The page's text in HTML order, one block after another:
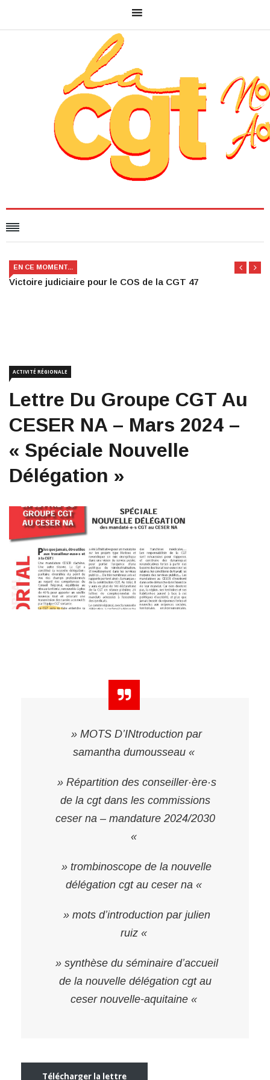
EN CE MOMENT...
Victoire judiciaire pour le COS de la CGT 47
ACTIVITÉ RÉGIONALE
Lettre Du Groupe CGT Au
CESER NA – Mars 2024 –
« Spéciale Nouvelle
Délégation »
» MOTS D’INtroduction par
samantha dumousseau «
» Répartition des conseiller·ère·s
de la cgt dans les commissions
ceser na – mandature 2024/2030
«
» trombinoscope de la nouvelle
délégation cgt au ceser na «
» mots d’introduction par julien
ruiz «
» synthèse du séminaire d’accueil
de la nouvelle délégation cgt au
ceser nouvelle-aquitaine «
Télécharger la lettre